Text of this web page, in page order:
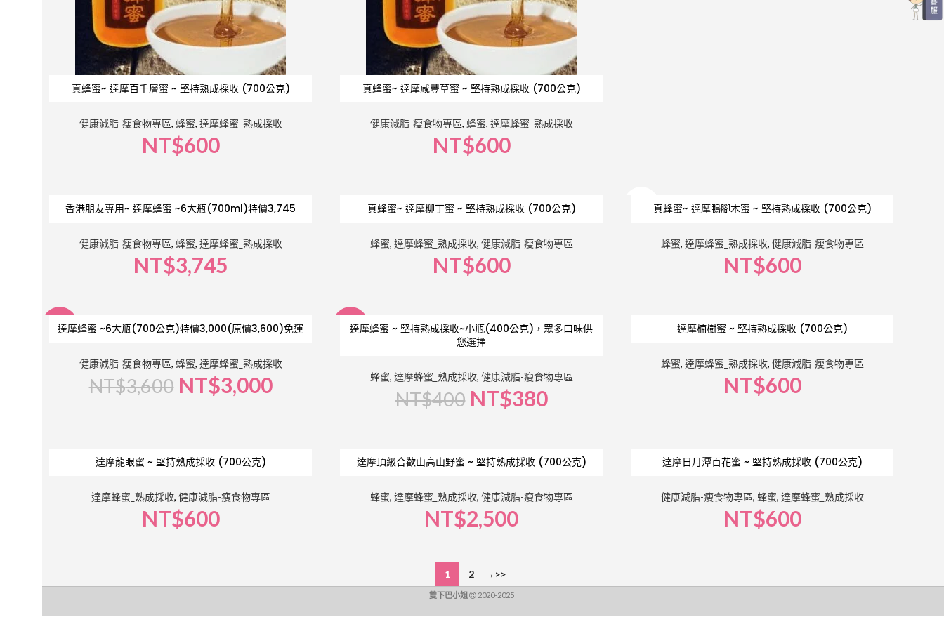
真蜂蜜~ 達摩百千層蜜 ~ 堅持熟成採收 (700公克)
健康減脂-瘦食物專區, 蜂蜜, 達摩蜂蜜_熟成採收
NT$600
真蜂蜜~ 達摩咸豐草蜜 ~ 堅持熟成採收 (700公克)
健康減脂-瘦食物專區, 蜂蜜, 達摩蜂蜜_熟成採收
NT$600
香港朋友專用~ 達摩蜂蜜 ~6大瓶(700ml)特價3,745
健康減脂-瘦食物專區, 蜂蜜, 達摩蜂蜜_熟成採收
NT$3,745
真蜂蜜~ 達摩柳丁蜜 ~ 堅持熟成採收 (700公克)
蜂蜜, 達摩蜂蜜_熟成採收, 健康減脂-瘦食物專區
NT$600
真蜂蜜~ 達摩鴨腳木蜜 ~ 堅持熟成採收 (700公克)
蜂蜜, 達摩蜂蜜_熟成採收, 健康減脂-瘦食物專區
NT$600
-17%
達摩蜂蜜 ~6大瓶(700公克)特價3,000(原價3,600)免運
健康減脂-瘦食物專區, 蜂蜜, 達摩蜂蜜_熟成採收
NT$3,600 NT$3,000
-5%
達摩蜂蜜 ~ 堅持熟成採收~小瓶(400公克)，眾多口味供
您選擇
蜂蜜, 達摩蜂蜜_熟成採收, 健康減脂-瘦食物專區
NT$400 NT$380
達摩楠樹蜜 ~ 堅持熟成採收 (700公克)
蜂蜜, 達摩蜂蜜_熟成採收, 健康減脂-瘦食物專區
NT$600
達摩龍眼蜜 ~ 堅持熟成採收 (700公克)
達摩蜂蜜_熟成採收, 健康減脂-瘦食物專區
NT$600
達摩頂級合歡山高山野蜜 ~ 堅持熟成採收 (700公克)
蜂蜜, 達摩蜂蜜_熟成採收, 健康減脂-瘦食物專區
NT$2,500
達摩日月潭百花蜜 ~ 堅持熟成採收 (700公克)
健康減脂-瘦食物專區, 蜂蜜, 達摩蜂蜜_熟成採收
NT$600
1 2 →
雙下巴小姐 2020-2025